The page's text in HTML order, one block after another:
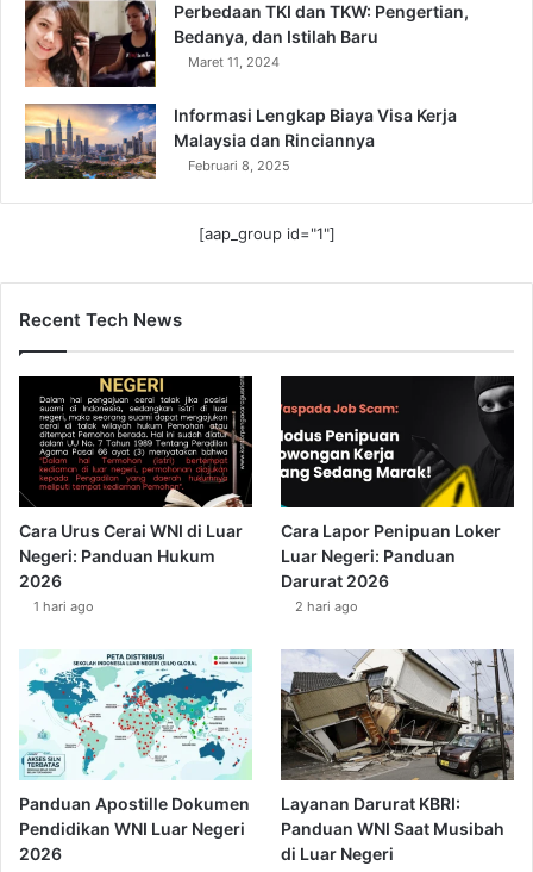
Perbedaan TKI dan TKW: Pengertian,
Bedanya, dan Istilah Baru
Maret 11, 2024
Informasi Lengkap Biaya Visa Kerja
Malaysia dan Rinciannya
Februari 8, 2025
[aap_group id="1"]
Recent Tech News
Cara Urus Cerai WNI di Luar
Negeri: Panduan Hukum
2026
1 hari ago
Cara Lapor Penipuan Loker
Luar Negeri: Panduan
Darurat 2026
2 hari ago
Panduan Apostille Dokumen
Pendidikan WNI Luar Negeri
2026
Layanan Darurat KBRI:
Panduan WNI Saat Musibah
di Luar Negeri